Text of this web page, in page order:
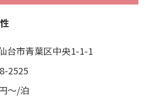
台市青葉区中央1-1-1
2525
〜/泊